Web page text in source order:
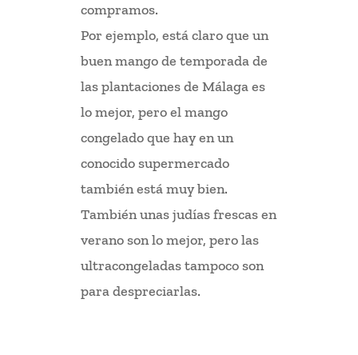
compramos.
Por ejemplo, está claro que un
buen mango de temporada de
las plantaciones de Málaga es
lo mejor, pero el mango
congelado que hay en un
conocido supermercado
también está muy bien.
También unas judías frescas en
verano son lo mejor, pero las
ultracongeladas tampoco son
para despreciarlas.